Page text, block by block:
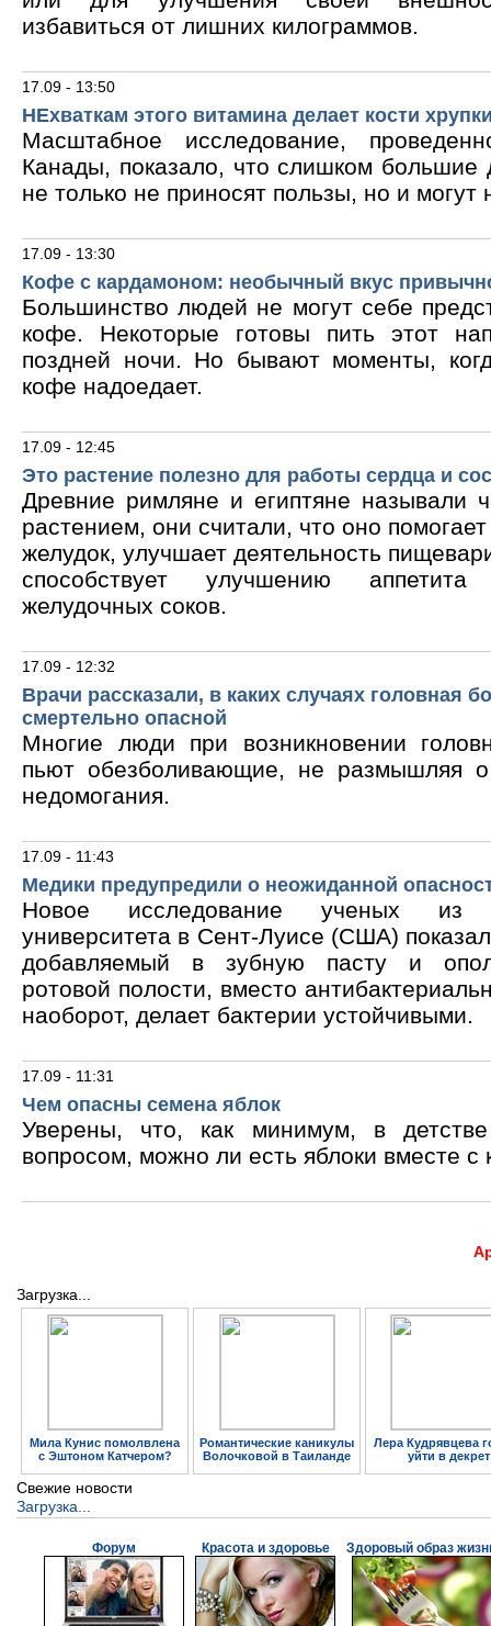
избавиться от лишних килограммов.
17.09 - 13:50
НЕхваткам этого витамина делает кости
Масштабное исследование,
Канады, показало, что слишком большие
не только не приносят пользы, но и могут
17.09 - 13:30
Кофе с кардамоном: необычный вкус
Большинство людей не могут себе
кофе. Некоторые готовы пить этот
поздней ночи. Но бывают моменты,
кофе надоедает.
17.09 - 12:45
Это растение полезно для работы сердца и
Древние римляне и египтяне называли
растением, они считали, что оно
желудок, улучшает деятельность
способствует улучшению
желудочных соков.
17.09 - 12:32
Врачи рассказали, в каких случаях головная
смертельно опасной
Многие люди при возникновении
пьют обезболивающие, не размышляя о
недомогания.
17.09 - 11:43
Медики предупредили о неожиданной
Новое исследование ученых из
университета в Сент-Луисе (США)
добавляемый в зубную пасту и
ротовой полости, вместо
наоборот, делает бактерии устойчивыми.
17.09 - 11:31
Чем опасны семена яблок
Уверены, что, как минимум, в
вопросом, можно ли есть яблоки вместе с
Загрузка...
Мила Кунис помолвлена
с Эштоном Катчером?
Романтические каникулы
Волочковой в Таиланде
Лера Кудрявцева
уйти в декрет
Свежие новости
Загрузка...
Форум Красота и здоровье Здоровый образ